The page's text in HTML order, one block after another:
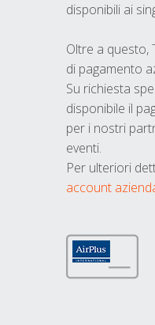
disponibili ai
Oltre a questo,
di pagamento
Su richiesta
disponibile il
per i nostri
eventi.
Per ulteriori
account